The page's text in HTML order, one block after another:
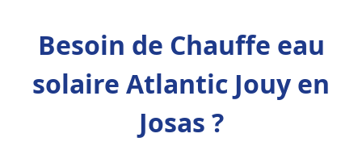
Besoin de Chauffe eau
solaire Atlantic Jouy en
Josas ?